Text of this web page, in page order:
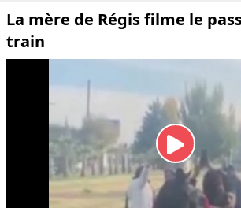
La mère de Régis filme le
train